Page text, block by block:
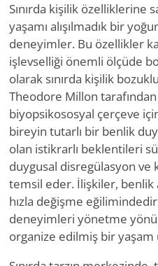
Sınırda kişilik özelliklerine
yaşamı alışılmadık bir
deneyimler. Bu özellikler
işlevselliği önemli ölçüde
olarak sınırda kişilik
Theodore Millon
biyopsikososyal çerçeve
bireyin tutarlı bir benlik
olan istikrarlı beklentileri
duygusal disregülasyon ve
temsil eder. İlişkiler, benlik
hızla değişme
deneyimleri yönetme
organize edilmiş bir